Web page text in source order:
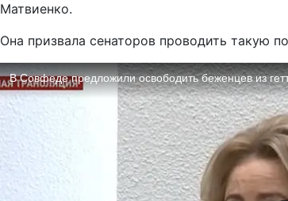
Матвиенко.
Она призвала сенаторов проводить такую